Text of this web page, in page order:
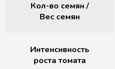
Кол-во семян /
Вес семян
Интенсивность
роста томата